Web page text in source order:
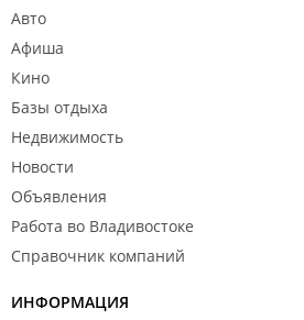
Авто
Афиша
Кино
Базы отдыха
Недвижимость
Новости
Объявления
Работа во Владивостоке
Справочник компаний
ИНФОРМАЦИЯ